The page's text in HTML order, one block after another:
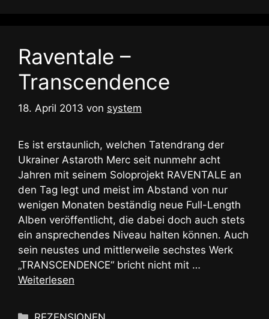
Raventale –
Transcendence
18. April 2013 von system
Es ist erstaunlich, welchen Tatendrang der
Ukrainer Astaroth Merc seit nunmehr acht
Jahren mit seinem Soloprojekt RAVENTALE an
den Tag legt und meist im Abstand von nur
wenigen Monaten beständig neue Full-Length
Alben veröffentlicht, die dabei doch auch stets
ein ansprechendes Niveau halten können. Auch
sein neustes und mittlerweile sechstes Werk
„TRANSCENDENCE“ bricht nicht mit …
Weiterlesen
Kategorien